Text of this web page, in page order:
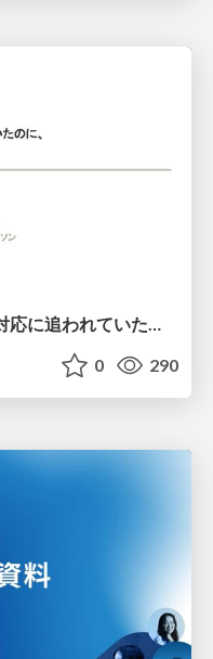
「この数字おかしくない？」対応に追われていたのに、 Claude Codeで設計改善まで着手できた話
0 290